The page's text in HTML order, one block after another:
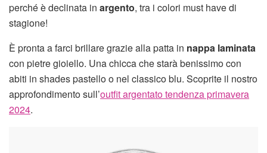
perché è declinata in argento, tra i colori must have di
stagione!
È pronta a farci brillare grazie alla patta in nappa laminata
con pietre gioiello. Una chicca che starà benissimo con
abiti in shades pastello o nel classico blu. Scoprite il nostro
approfondimento sull’outfit argentato tendenza primavera
2024.